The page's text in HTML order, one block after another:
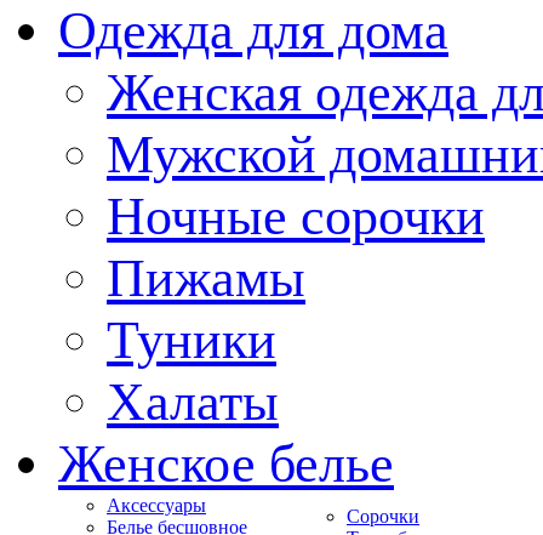
Одежда для дома
Женская одежда
Мужской
Ночные сорочки
Пижамы
Туники
Халаты
Женское белье
Аксессуары
Белье бесшовное
Сорочки